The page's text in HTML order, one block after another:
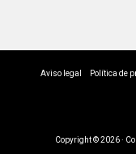
Aviso legal Política de
Copyright © 2026 ·